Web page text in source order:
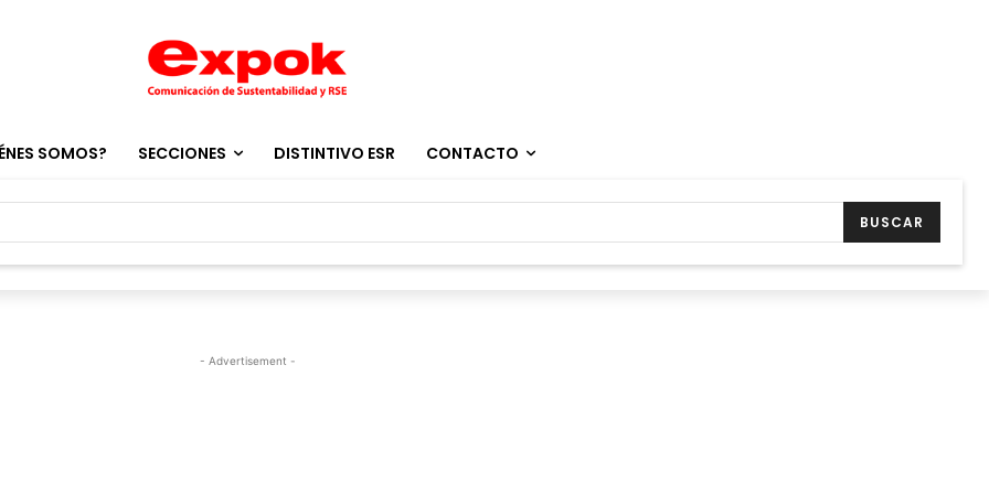
SOMOS? SECCIONES DISTINTIVO ESR CONTACTO
BUSCAR
- Advertisement -